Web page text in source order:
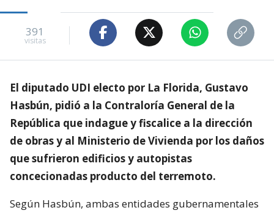
391
visitas
El diputado UDI electo por La Florida, Gustavo
Hasbún, pidió a la Contraloría General de la
República que indague y fiscalice a la dirección
de obras y al Ministerio de Vivienda por los daños
que sufrieron edificios y autopistas
concecionadas producto del terremoto.
Según Hasbún, ambas entidades gubernamentales